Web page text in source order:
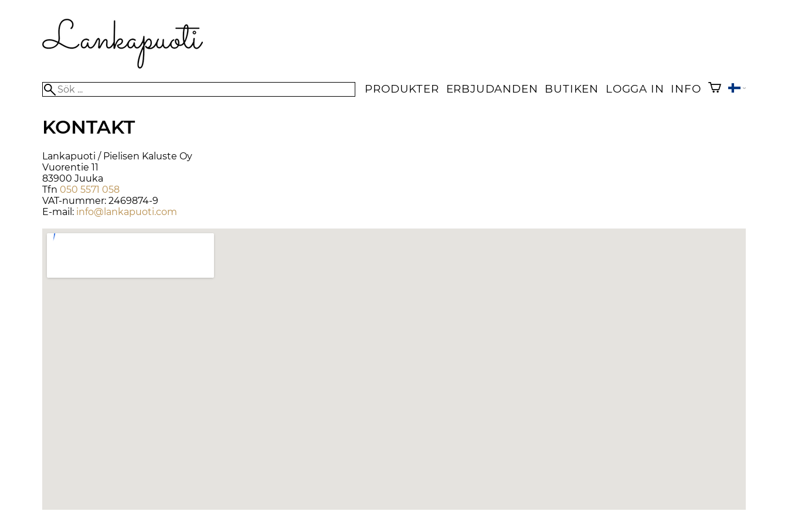
PRODUKTER ERBJUDANDEN BUTIKEN LOGGA IN INFO
KONTAKT
Lankapuoti / Pielisen Kaluste Oy
Vuorentie 11
83900 Juuka
Tfn 050 5571 058
VAT-nummer: 2469874-9
E-mail: info@lankapuoti.com